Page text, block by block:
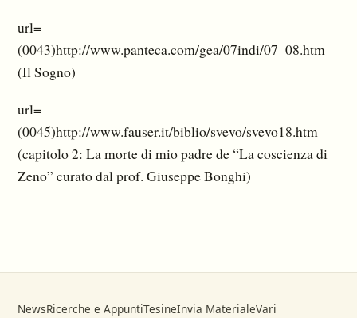
url=
(0043)http://www.panteca.com/gea/07indi/07_08.htm
(Il Sogno)
url=
(0045)http://www.fauser.it/biblio/svevo/svevo18.htm
(capitolo 2: La morte di mio padre de “La coscienza di
Zeno” curato dal prof. Giuseppe Bonghi)
NewsRicerche e AppuntiTesineInvia MaterialeVari